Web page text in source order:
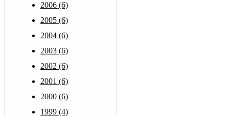
2006 (6)
2005 (6)
2004 (6)
2003 (6)
2002 (6)
2001 (6)
2000 (6)
1999 (4)